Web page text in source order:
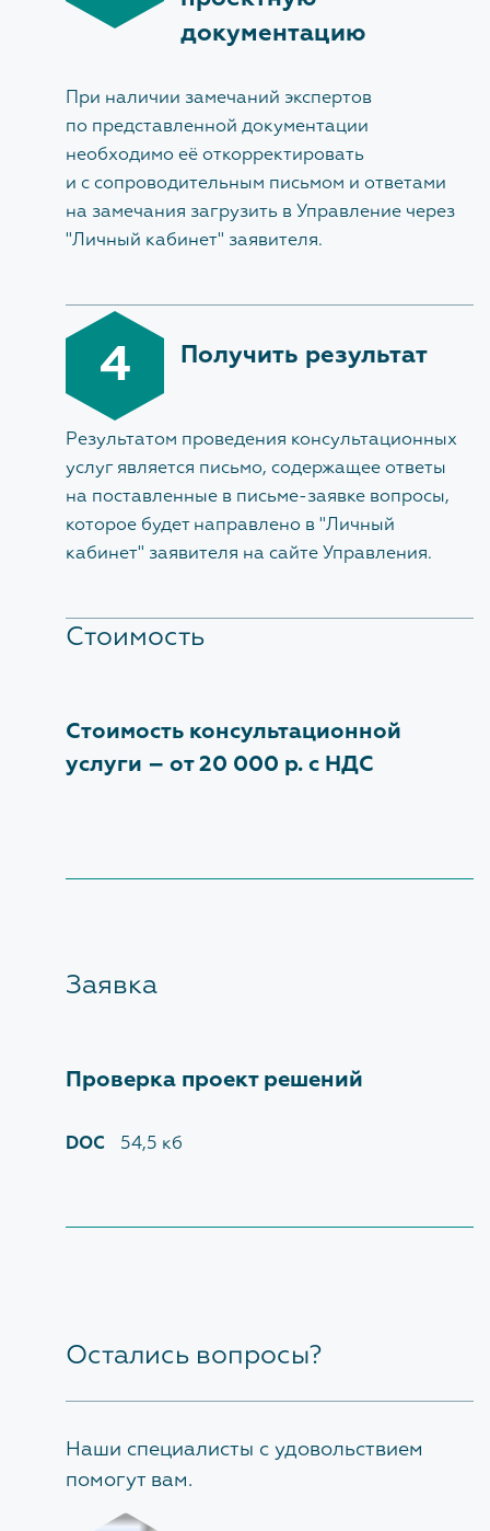
ПОМОЩЬ ЗАКАЗЧИКАМ И
ПРОЕКТИРОВЩИКАМ
ВНИМАНИЕ! Письмом исх. № 4420-КМ/14 от
30.01.2026Министерством строительства и
жилищно-коммунального хозяйства Российской
Федерации (Минстрой России) установлен срок
прекращения принятия ИУЛ в составе документов,
направляемых на экспертизу.
Материалы вебинара по вопросам использования
Разъясняющие письма
Методические рекомендации
Протоколы по вопросам проектирования
объектов
Ответы на вопросы Застройщиков с сессии
Форум 100+
ЗАКРЫТЬ
документацию
При наличии замечаний экспертов
по представленной документации
необходимо её откорректировать
и с сопроводительным письмом и ответами
на замечания загрузить в Управление через
"Личный кабинет" заявителя.
4 Получить результат
Результатом проведения консультационных
услуг является письмо, содержащее ответы
на поставленные в письме-заявке вопросы,
которое будет направлено в "Личный
кабинет" заявителя на сайте Управления.
Стоимость
Стоимость консультационной
услуги – от 20 000 р. с НДС
Заявка
Проверка проект решений
DOC 54,5 кб
Остались вопросы?
Наши специалисты с удовольствием
помогут вам.